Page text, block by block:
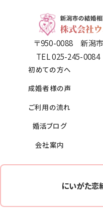
〒950-0088 新潟
TEL 025-245-
初めての方へ
成婚者様の声
ご利用の流れ
婚活ブログ
会社案内
にいがた恋